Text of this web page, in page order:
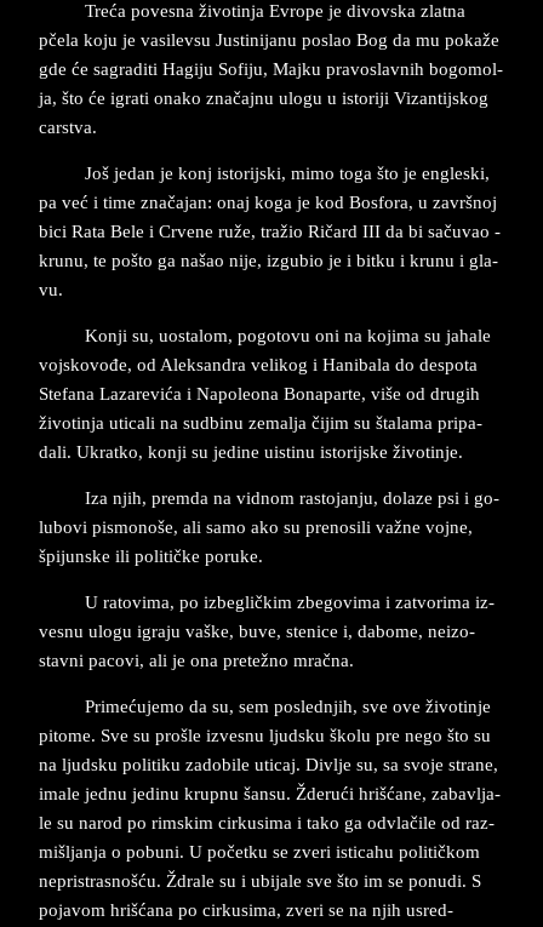
Treća po­ve­sna živo­tin­ja Evro­pe je di­vov­ska zlat­na
pčela koju je va­si­lev­su Ju­sti­ni­ja­nu po­slao Bog da mu pokaže
gde će sa­gra­diti Ha­gi­ju So­fi­ju, Maj­ku pra­vo­slav­nih bo­go­mol­
ja, što će igra­ti ona­ko značajnu ulo­gu u isto­ri­ji Vi­zan­tij­skog
car­stva.
Jo­š ­je­dan ­je konj isto­rij­ski, mimo ­to­ga ­što ­je ­en­gle­ski,
pa već i ti­me značajan: onaj koga je kod Bos­for­a, u završnoj
bici Rata Bele i Cr­ve­ne ruže, tražio Ričard III da ­bi ­sačuva­o ­
kru­nu, te ­po­š­to ga ­na­ša­o­ ni­je, iz­gu­bio je i bit­ku i kru­nu i gla­
vu.
Kon­ji su, uo­sta­lom, po­go­to­vu oni na ko­ji­ma su ja­ha­le
voj­sko­vođe, od Alek­san­dra ve­li­kog i Ha­ni­ba­la do de­spo­ta
Ste­fa­na La­za­re­vića i Napole­o­na Bo­na­par­te, više od dru­gih
živo­tin­ja uti­cali na sud­bi­nu ze­mal­ja čijim su šta­la­ma pri­pa­
dali. Ukrat­ko, kon­ji su je­di­ne ui­sti­nu isto­rij­ske živo­tin­je.
Iza njih, prem­da na vid­nom ra­sto­jan­ju, do­la­ze psi i go­
lu­bo­vi pi­smo­no­še, ali samo ako su pre­no­si­li važne voj­ne,
špi­jun­ske ili po­li­tičke po­ru­ke.
U ra­to­vi­ma, po iz­be­gličkim zbe­go­vi­ma i za­tvo­ri­ma iz­
ve­snu ulo­gu igra­ju va­ške, buve, ste­ni­ce i, da­bo­me, ne­iz­o­
stav­ni pa­co­vi, ali je ona pre­težno ­mračna.
Pri­mećuje­mo da su, sem po­sled­njih, sve ove živo­tin­je
pi­to­me. Sve su pro­šle iz­ve­snu ljud­sku ško­lu pre nego što su
na ljud­sku po­li­ti­ku za­do­bi­le uti­caj. Div­lje su, sa svo­je stra­ne,
ima­le jed­nu je­di­nu krup­nu šan­su. Žderući hrišćane, za­bav­lja­
le­ su na­rod po rim­skim cir­ku­si­ma i tako ga od­vlačile od raz­
mi­šl­jan­ja o po­bu­ni. U početku se zve­ri isti­ca­hu po­li­tičkom
ne­pri­stra­snošću. Ždra­le su i ubi­ja­le sve što im se po­nu­di. S
po­ja­vom hrišćana po cir­ku­si­ma, zve­ri se na njih usred­